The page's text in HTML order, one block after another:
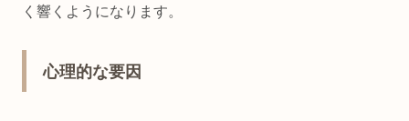
く響くようになります。
心理的な要因